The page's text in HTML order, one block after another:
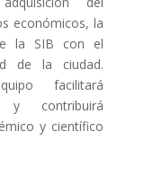
económicos, la
la SIB con el
de la ciudad.
facilitará
y contribuirá
y científico